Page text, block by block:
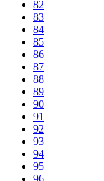
82
83
84
85
86
87
88
89
90
91
92
93
94
95
96